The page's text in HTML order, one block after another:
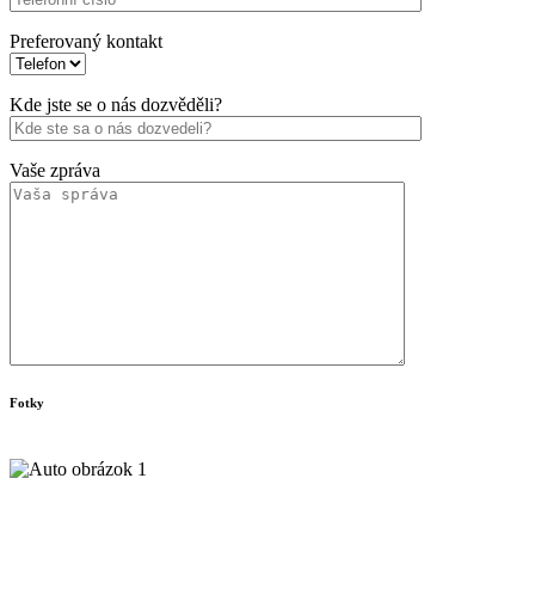
Preferovaný kontakt
Kde jste se o nás dozvěděli?
Vaše zpráva
Fotky